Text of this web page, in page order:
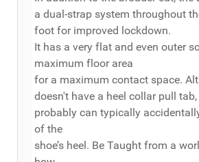
a dual-strap system throughout
foot for improved lockdown.
It has a very flat and even outer
maximum floor area
for a maximum contact space.
doesn't have a heel collar pull tab,
probably can typically
of the
shoe’s heel. Be Taught from a